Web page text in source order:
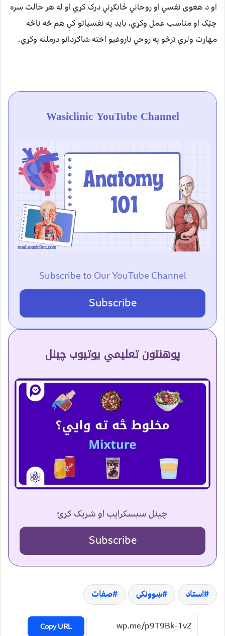
او د هغوی نفسي او روحاني ځانګړني درک کړي او له هر حالت سره
چټک او مناسب عمل وکړي، بايد په نفسياتو کې هم څه ناڅه
مهارت ولري ترڅو په روحي ناروغيو اخته شاګردانو درملنه وکړي.
Wasiclinic YouTube Channel
Subscribe to Our YouTube Channel
Subscribe
پوهنتون تعلیمي یوتیوب چینل
چینل سبسکرایب او شریک کړئ
Subscribe
استاد ښوونکی صفات
Copy URL